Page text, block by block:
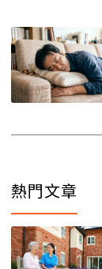
熱門文章